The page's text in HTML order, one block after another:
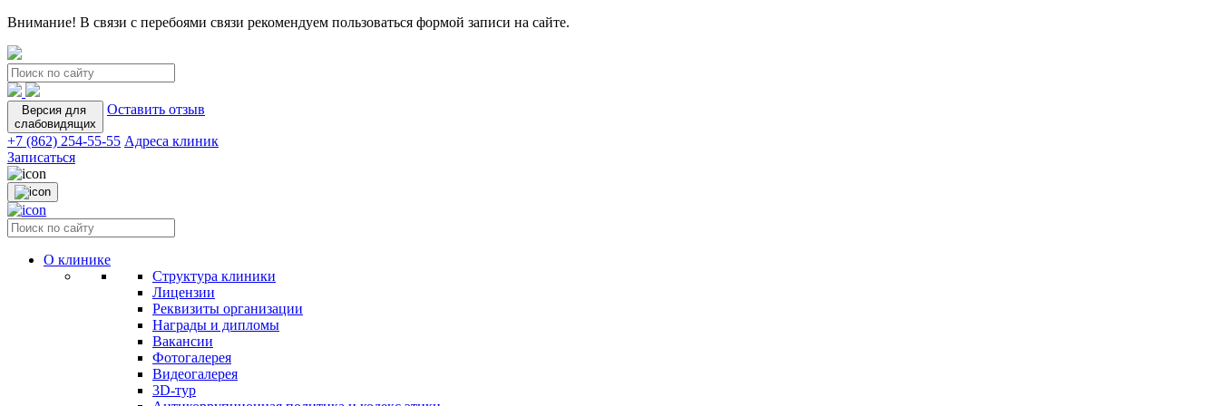
Внимание! В связи с перебоями связи рекомендуем пользоваться формой записи на сайте.
Версия для
слабовидящих
Оставить отзыв
+7 (862) 254-55-55 Адреса клиник
Записаться
О клинике
Структура клиники
Лицензии
Реквизиты организации
Награды и дипломы
Вакансии
Фотогалерея
Видеогалерея
3D-тур